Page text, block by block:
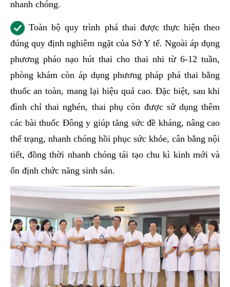
nhanh chóng.
Toàn bộ quy trình phá thai được thực hiện theo
đúng quy định nghiêm ngặt của Sở Y tế. Ngoài áp dụng
phương pháo nạo hút thai cho thai nhi từ 6-12 tuần,
phòng khám còn áp dụng phương pháp phá thai bằng
thuốc an toàn, mang lại hiệu quả cao. Đặc biệt, sau khi
đình chỉ thai nghén, thai phụ còn được sử dụng thêm
các bài thuốc Đông y giúp tăng sức đề kháng, nâng cao
thể trạng, nhanh chóng hồi phục sức khỏe, cân bằng nội
tiết, đồng thời nhanh chóng tái tạo chu kì kinh mới và
ổn định chức năng sinh sản.